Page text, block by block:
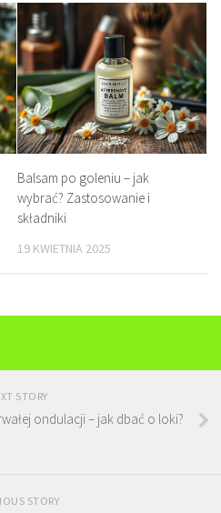
Balsam po goleniu – jak
wybrać? Zastosowanie i
składniki
19 KWIETNIA 2025
STORY
ondulacji – jak dbać o loki?
STORY